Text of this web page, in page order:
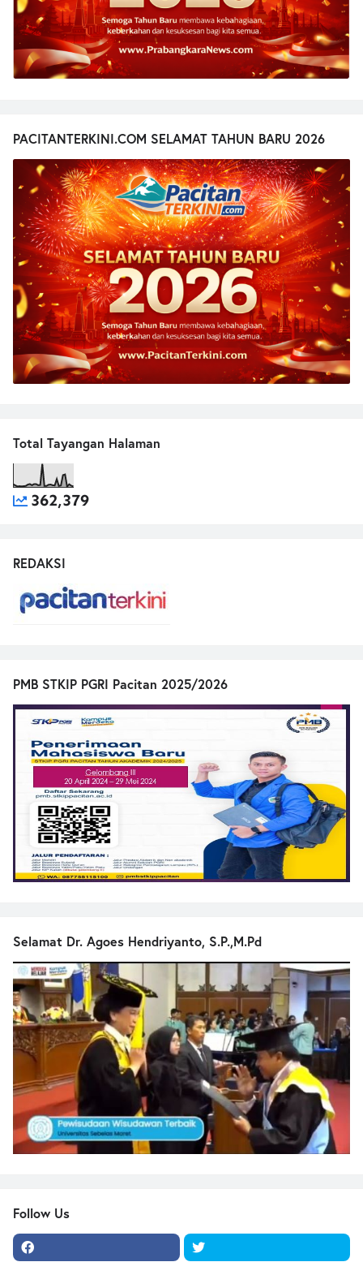
PACITANTERKINI.COM SELAMAT TAHUN BARU 2026
Total Tayangan Halaman
362,379
REDAKSI
PMB STKIP PGRI Pacitan 2025/2026
Selamat Dr. Agoes Hendriyanto, S.P.,M.Pd
Follow Us